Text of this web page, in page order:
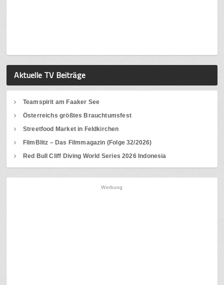
Aktuelle TV Beiträge
Teamspirit am Faaker See
Österreichs größtes Brauchtumsfest
Streetfood Market in Feldkirchen
FilmBlitz – Das Filmmagazin (Folge 32/2026)
Red Bull Cliff Diving World Series 2026 Indonesia
Werbung